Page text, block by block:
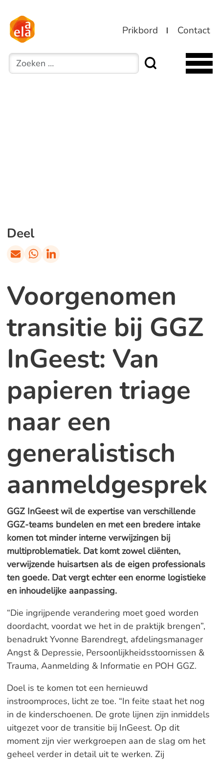
Prikbord Contact
Zoeken
Voorgenomen
transitie bij GGZ
InGeest: Van
papieren triage
naar een
generalistisch
aanmeldgesprek
GGZ InGeest wil de expertise van verschillende
GGZ-teams bundelen en met een bredere intake
komen tot minder interne verwijzingen bij
multiproblematiek. Dat komt zowel cliënten,
verwijzende huisartsen als de eigen professionals
ten goede. Dat vergt echter een enorme logistieke
en inhoudelijke aanpassing.
“Die ingrijpende verandering moet goed worden
doordacht, voordat we het in de praktijk brengen”,
benadrukt Yvonne Barendregt, afdelingsmanager
Angst & Depressie, Persoonlijkheidsstoornissen &
Trauma, Aanmelding & Informatie en POH GGZ.
Doel is te komen tot een hernieuwd
instroomproces, licht ze toe. “In feite staat het nog
in de kinderschoenen. De grote lijnen zijn inmiddels
uitgezet voor de transitie bij InGeest. Op dit
moment zijn vier werkgroepen aan de slag om het
geheel verder in detail uit te werken. Zij
Deel